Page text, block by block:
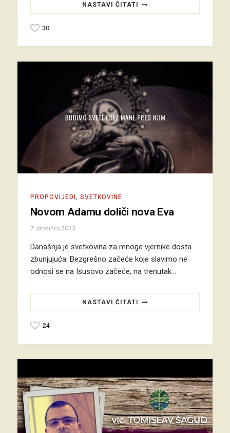
NASTAVI ČITATI
30
PROPOVIJEDI , SVETKOVINE
Novom Adamu doliči nova Eva
7. prosinca 2023.
Današnja je svetkovina za mnoge vjernike dosta
zbunjujuća. Bezgrešno začeće koje slavimo ne
odnosi se na Isusovo začeće, na trenutak…
NASTAVI ČITATI
24